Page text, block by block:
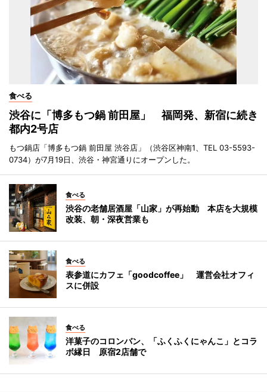
食べる
渋谷に「博多もつ鍋 前田屋」 福岡発、新宿に続き
都内2号店
もつ鍋店「博多もつ鍋 前田屋 渋谷店」（渋谷区神南1、TEL 03-5593-
0734）が7月19日、渋谷・神宮通りにオープンした。
食べる
渋谷の老舗居酒屋「山家」が再始動 本店を大規模
改装、朝・深夜営業も
食べる
表参道にカフェ「goodcoffee」 運営会社オフィ
スに併設
食べる
洋菓子のコロンバン、「ふくふくにゃんこ」とコラ
ボ縁日 原宿2店舗で